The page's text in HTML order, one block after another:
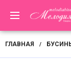
ГЛАВНАЯ /